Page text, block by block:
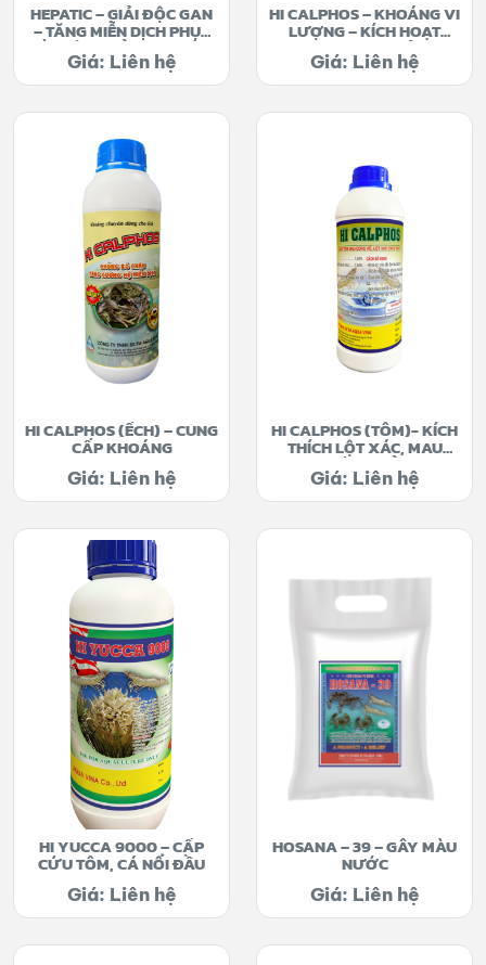
HEPATIC – GIẢI ĐỘC GAN
– TĂNG MIỄN DỊCH PHỤC
HỒI SỨC KHỎE CHO CÁ –
LƯƠN
Giá: Liên hệ
HI CALPHOS – KHOÁNG VI
LƯỢNG – KÍCH HOẠT
ENZYM SINH SẢN
(KHOÁNG VI LƯỢNG –
TRỨNG KHỎE – CON
Giá: Liên hệ
HI CALPHOS (ẾCH) – CUNG
CẤP KHOÁNG
Giá: Liên hệ
HI CALPHOS (TÔM)- KÍCH
THÍCH LỘT XÁC, MAU
CỨNG VỎ
Giá: Liên hệ
HI YUCCA 9000 – CẤP
CỨU TÔM, CÁ NỔI ĐẦU
Giá: Liên hệ
HOSANA – 39 – GÂY MÀU
NƯỚC
Giá: Liên hệ